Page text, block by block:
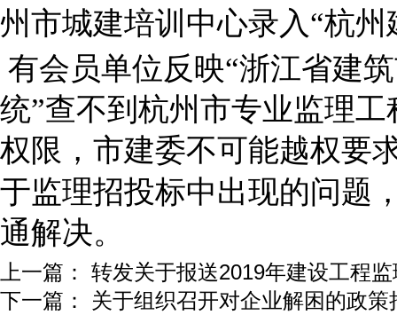
州市城建培训中心录入“杭州
有会员单位反映“浙江省建
统”查不到杭州市专业监理
权限，市建委不可能越权要
于监理招投标中出现的问题
通解决。
上一篇： 转发关于报送2019年建设工程
下一篇： 关于组织召开对企业解困的政